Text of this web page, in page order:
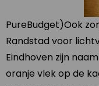
PureBudget)Ook
Randstad voor
Eindhoven zijn
oranje vlek op de